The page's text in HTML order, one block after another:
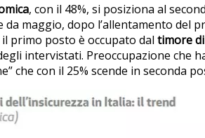
, con il 48%, si posiziona al
da maggio, dopo l’allentamento del
primo posto è occupato dal timore
intervistati. Preoccupazione che
che con il 25% scende in seconda